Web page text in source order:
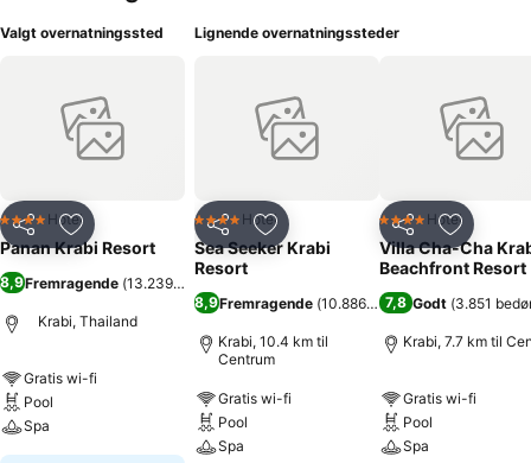
Valgt overnatningssted
Del Føj til favoritter
4 StjernerHotel
Panan Krabi Resort
8,9Fremragende (13.239 bedømmelser
Krabi, Thailand
Gratis wi-fi
Pool
Spa
Lignende overnatningssteder
Del Føj til favoritter
4 StjernerHotel
Sea Seeker Krabi
Resort
8,9Fremragende (10.886 bedømmelser)
Krabi, 10.4 km til
Centrum
Gratis wi-fi
Pool
Spa
Del Føj til
4 StjernerHotel
Villa Cha-Cha
Beachfront Resort
7,8 Godt (3.851
Krabi, 7.7 km til
Gratis wi-fi
Pool
Spa